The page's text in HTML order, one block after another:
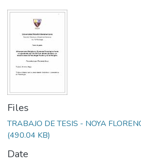
Files
TRABAJO DE TESIS - NOYA
(490.04 KB)
Date